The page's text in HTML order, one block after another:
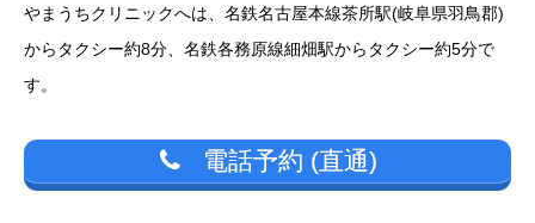
やまうちクリニックへは、名鉄名古屋本線茶所駅(岐阜県羽鳥郡)
からタクシー約8分、名鉄各務原線細畑駅からタクシー約5分で
す。
電話予約 (直通)